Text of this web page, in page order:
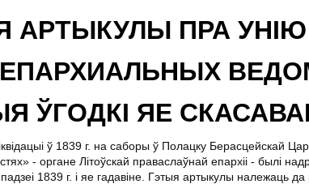
АРТЫКУЛЫ ПРА
ЎГОДКІ ЯЕ
ў 1839 г. на саборы ў Полацку Берасцейскай
- органе Літоўскай праваслаўнай епархіі - былі
1839 г. і яе гадавіне. Гэтыя артыкулы належаць